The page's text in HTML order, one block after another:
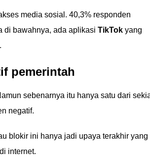
media sosial. 40,3% responden
di bawahnya, ada aplikasi TikTok yang
pemerintah
sebenarnya itu hanya satu dari
negatif.
blokir ini hanya jadi upaya terakhir yang
internet.